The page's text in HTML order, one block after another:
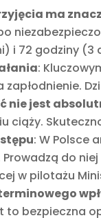
ma
i 72 godziny (3
:
zapłodnienie.
nie jest
ciąży.
: W Polsce
Prowadzą do
w pilotażu
to bezpieczna